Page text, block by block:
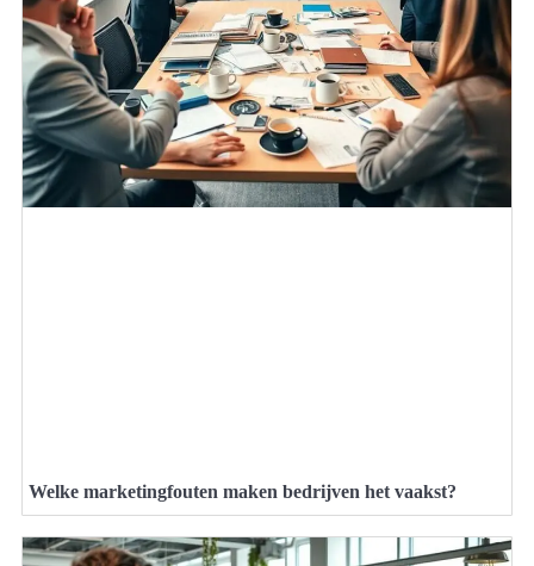
Welke marketingfouten maken bedrijven het vaakst?